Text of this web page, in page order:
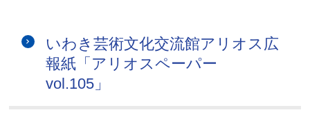
いわき芸術文化交流館アリオス広
報紙「アリオスペーパー
vol.105」